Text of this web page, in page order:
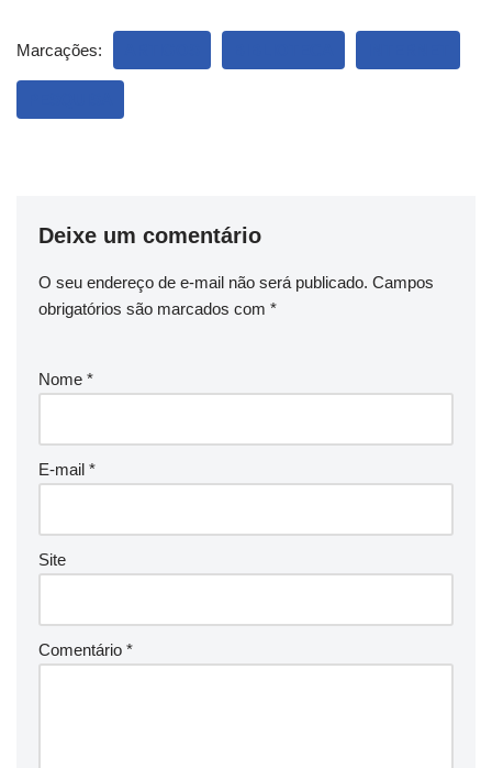
Marcações:
Deixe um comentário
O seu endereço de e-mail não será publicado. Campos
obrigatórios são marcados com *
Nome *
E-mail *
Site
Comentário *